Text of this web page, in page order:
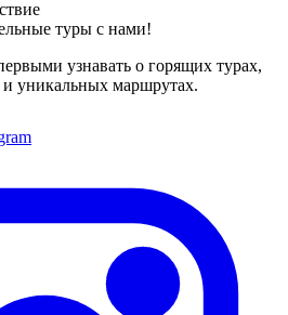
туры с нами!
узнавать о горящих турах,
уникальных маршрутах.